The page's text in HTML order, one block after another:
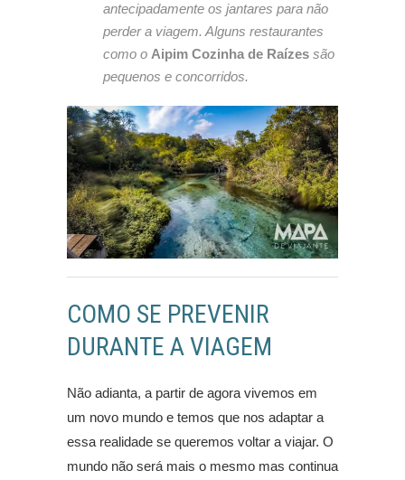
antecipadamente os jantares para não
perder a viagem. Alguns restaurantes
como o Aipim Cozinha de Raízes são
pequenos e concorridos.
COMO SE PREVENIR
DURANTE A VIAGEM
Não adianta, a partir de agora vivemos em
um novo mundo e temos que nos adaptar a
essa realidade se queremos voltar a viajar. O
mundo não será mais o mesmo mas continua